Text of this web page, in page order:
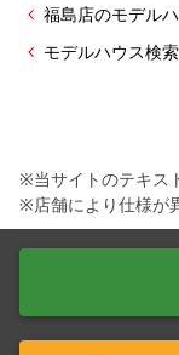
企業情報
福島店のモデル
モデルハウス検
※当サイトのテキス
※店舗により仕様が